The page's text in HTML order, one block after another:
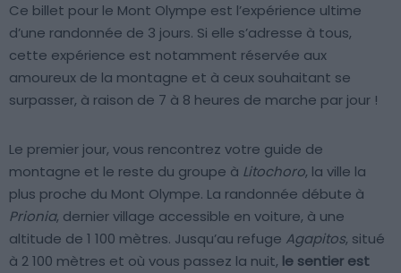
Ce billet pour le Mont Olympe est l’expérience ultime
d’une randonnée de 3 jours. Si elle s’adresse à tous,
cette expérience est notamment réservée aux
amoureux de la montagne et à ceux souhaitant se
surpasser, à raison de 7 à 8 heures de marche par jour !
Le premier jour, vous rencontrez votre guide de
montagne et le reste du groupe à Litochoro, la ville la
plus proche du Mont Olympe. La randonnée débute à
Prionia, dernier village accessible en voiture, à une
altitude de 1 100 mètres. Jusqu’au refuge Agapitos, situé
à 2 100 mètres et où vous passez la nuit, le sentier est